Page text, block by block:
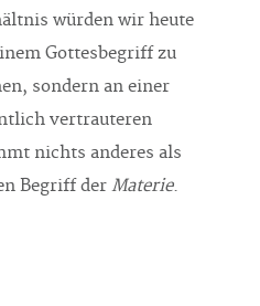
würden wir heute
Gottesbegriff zu
sondern an einer
vertrauteren
nichts anderes als
Begriff derMaterie.